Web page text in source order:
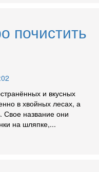
почистить
и вкусных
в хвойных лесах, а
Свое название они
на шляпке,...